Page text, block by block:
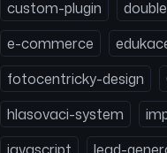
custom-plugin
e-commerce
fotocentricky-design
hlasovaci-system